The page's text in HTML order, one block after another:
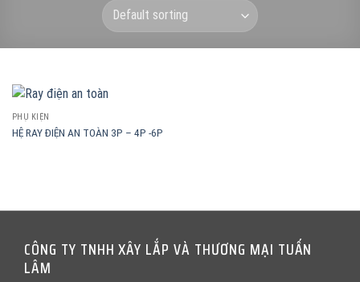
PHỤ KIỆN
HỆ RAY ĐIỆN AN TOÀN 3P – 4P -6P
CÔNG TY TNHH XÂY LẮP VÀ THƯƠNG MẠI TUẤN
LÂM